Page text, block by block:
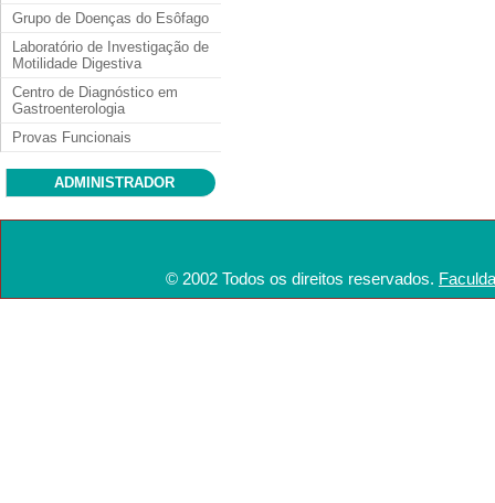
Grupo de Doenças do Esôfago
Laboratório de Investigação de
Motilidade Digestiva
Centro de Diagnóstico em
Gastroenterologia
Provas Funcionais
ADMINISTRADOR
© 2002 Todos os direitos reservados.